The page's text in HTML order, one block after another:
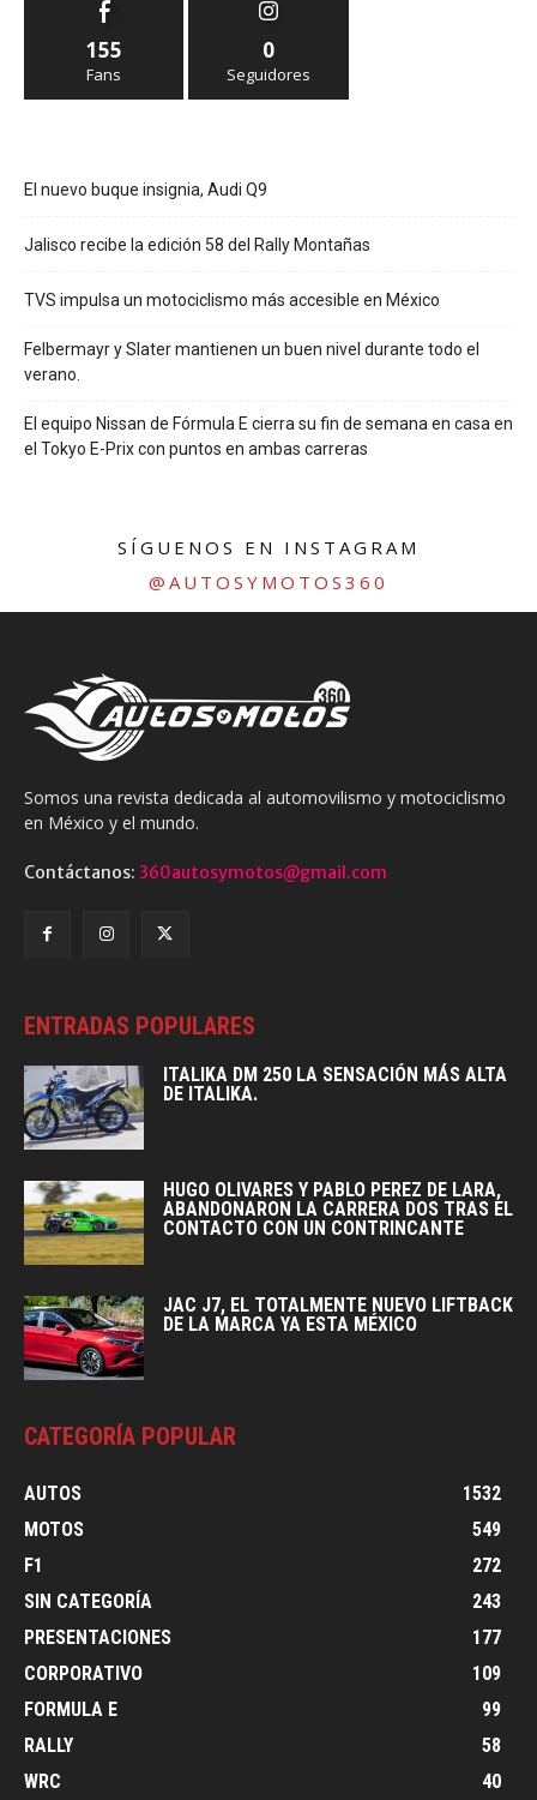
155
Fans
0
Seguidores
El nuevo buque insignia, Audi Q9
Jalisco recibe la edición 58 del Rally Montañas
TVS impulsa un motociclismo más accesible en México
Felbermayr y Slater mantienen un buen nivel durante todo el
verano.
El equipo Nissan de Fórmula E cierra su fin de semana en casa en
el Tokyo E-Prix con puntos en ambas carreras
SÍGUENOS EN INSTAGRAM
@AUTOSYMOTOS360
Somos una revista dedicada al automovilismo y motociclismo
en México y el mundo.
Contáctanos: 360autosymotos@gmail.com
ENTRADAS POPULARES
ITALIKA DM 250 LA SENSACIÓN MÁS ALTA
DE ITALIKA.
HUGO OLIVARES Y PABLO PEREZ DE LARA,
ABANDONARON LA CARRERA DOS TRAS EL
CONTACTO CON UN CONTRINCANTE
JAC J7, EL TOTALMENTE NUEVO LIFTBACK
DE LA MARCA YA ESTA MÉXICO
CATEGORÍA POPULAR
AUTOS
1532
MOTOS
549
F1
272
SIN CATEGORÍA
243
PRESENTACIONES
177
CORPORATIVO
109
FORMULA E
99
RALLY
58
WRC
40